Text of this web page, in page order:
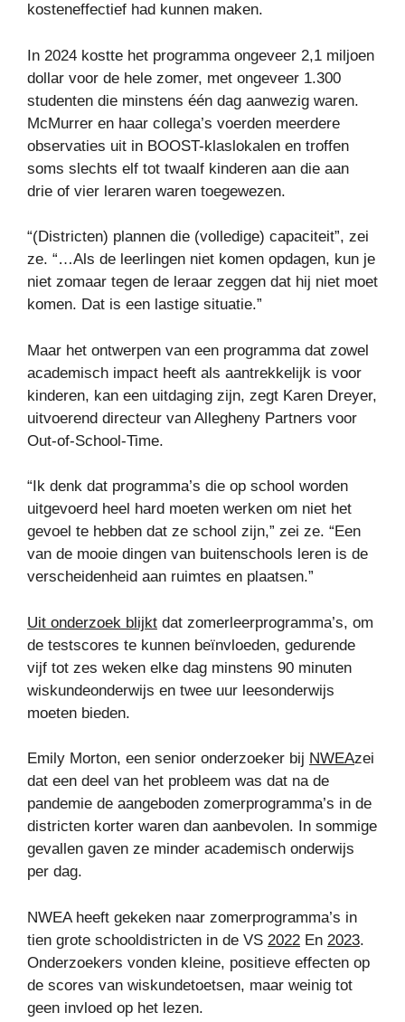
kosteneffectief had kunnen maken.
In 2024 kostte het programma ongeveer 2,1 miljoen
dollar voor de hele zomer, met ongeveer 1.300
studenten die minstens één dag aanwezig waren.
McMurrer en haar collega’s voerden meerdere
observaties uit in BOOST-klaslokalen en troffen
soms slechts elf tot twaalf kinderen aan die aan
drie of vier leraren waren toegewezen.
“(Districten) plannen die (volledige) capaciteit”, zei
ze. “…Als de leerlingen niet komen opdagen, kun je
niet zomaar tegen de leraar zeggen dat hij niet moet
komen. Dat is een lastige situatie.”
Maar het ontwerpen van een programma dat zowel
academisch impact heeft als aantrekkelijk is voor
kinderen, kan een uitdaging zijn, zegt Karen Dreyer,
uitvoerend directeur van Allegheny Partners voor
Out-of-School-Time.
“Ik denk dat programma’s die op school worden
uitgevoerd heel hard moeten werken om niet het
gevoel te hebben dat ze school zijn,” zei ze. “Een
van de mooie dingen van buitenschools leren is de
verscheidenheid aan ruimtes en plaatsen.”
Uit onderzoek blijkt dat zomerleerprogramma’s, om
de testscores te kunnen beïnvloeden, gedurende
vijf tot zes weken elke dag minstens 90 minuten
wiskundeonderwijs en twee uur leesonderwijs
moeten bieden.
Emily Morton, een senior onderzoeker bij NWEAzei
dat een deel van het probleem was dat na de
pandemie de aangeboden zomerprogramma’s in de
districten korter waren dan aanbevolen. In sommige
gevallen gaven ze minder academisch onderwijs
per dag.
NWEA heeft gekeken naar zomerprogramma’s in
tien grote schooldistricten in de VS 2022 En 2023.
Onderzoekers vonden kleine, positieve effecten op
de scores van wiskundetoetsen, maar weinig tot
geen invloed op het lezen.